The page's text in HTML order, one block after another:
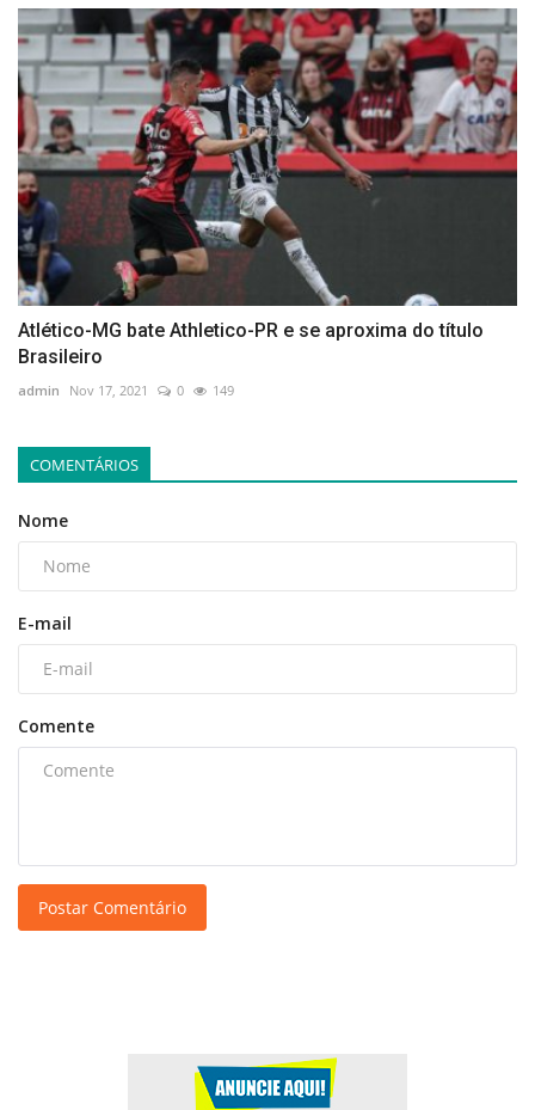
Atlético-MG bate Athletico-PR e se aproxima do título
Brasileiro
admin Nov 17, 2021 0 149
COMENTÁRIOS
Nome
E-mail
Comente
Postar Comentário